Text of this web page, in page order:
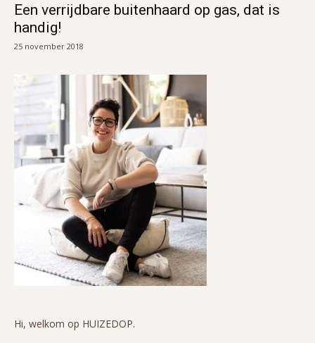
Een verrijdbare buitenhaard op gas, dat is
handig!
25 november 2018
Hi, welkom op HUIZEDOP.